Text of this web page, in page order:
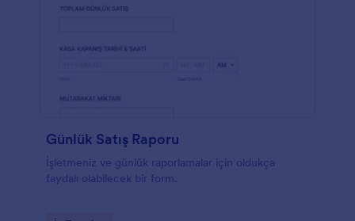
Günlük Satış Raporu
İşletmeniz ve günlük raporlamalar için oldukça
faydalı olabilecek bir form.